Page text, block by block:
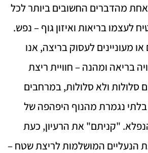
אחת מהדברים החשובים ביותר לכל
לעצמו בריאות ואיזון גוף – נפש.
מעוניינים לעסוק בריצה, אנו
בריאה ומהנה – חוויית ריצת
סלולות ולא סלולות, במרחבים
נגמרת מהנוף היפהפה של
"קניתם" את הרעיון, כעת
הנעליים המושלמות לריצת שטח –